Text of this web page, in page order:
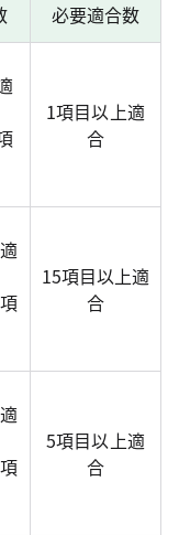
必要適合数
1項目以上適
合
15項目以上適
合
5項目以上適
合